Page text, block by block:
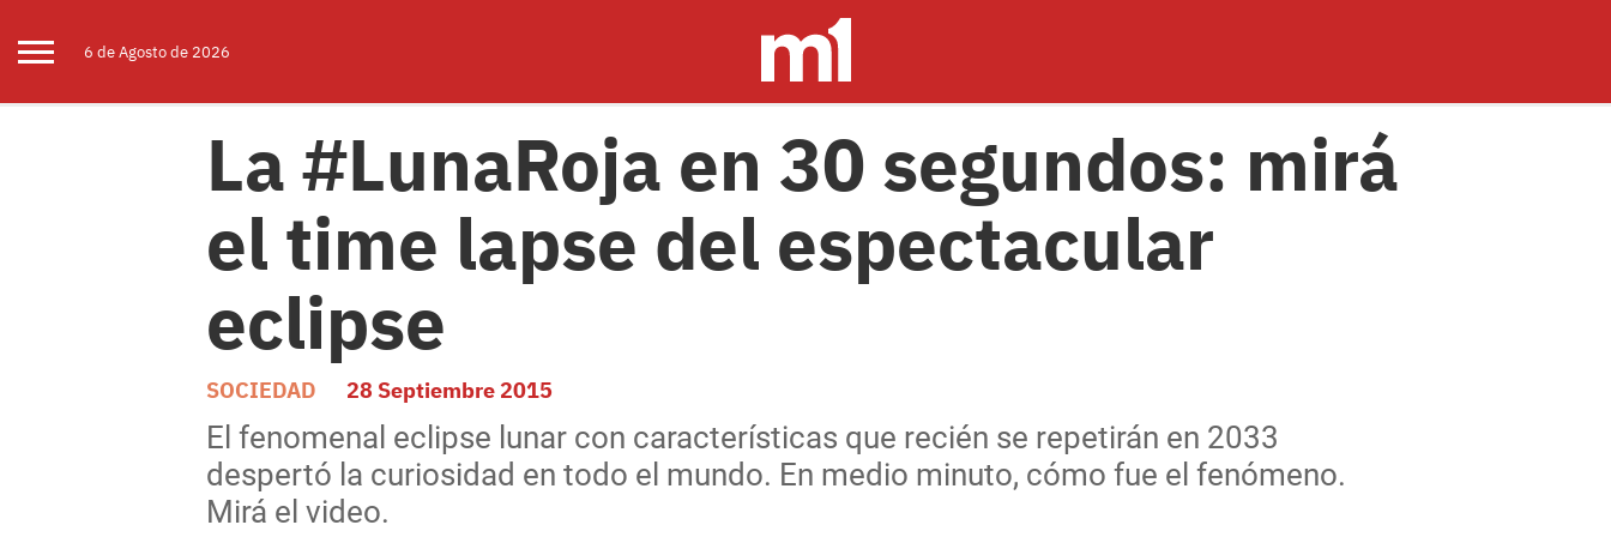
6 deAgostode 2026
La #LunaRoja en 30 segundos: mirá
el time lapse del espectacular
eclipse
SOCIEDAD 28 Septiembre 2015
El fenomenal eclipse lunar con características que recién se repetirán en 2033
despertó la curiosidad en todo el mundo. En medio minuto, cómo fue el fenómeno.
Mirá el video.